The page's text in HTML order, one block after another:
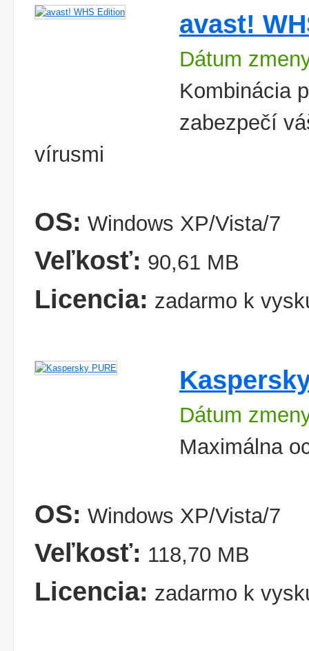
avast!
Dátum
Kombinácia
zabezpečí
vírusmi
OS: Windows XP/Vista/7
Veľkosť: 90,61 MB
Licencia: zadarmo k
Dátum
Maximálna
OS: Windows XP/Vista/7
Veľkosť: 118,70 MB
Licencia: zadarmo k